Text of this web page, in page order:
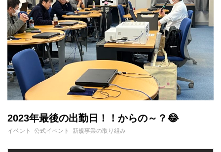
2023年最後の出勤日！！からの～？😂
イベント 公式イベント 新規事業の取り組み